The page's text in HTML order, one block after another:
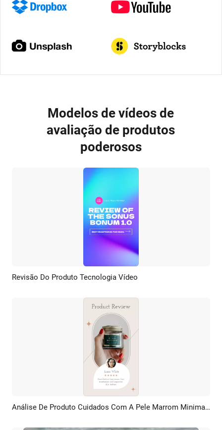
Modelos de vídeos de
avaliação de produtos
poderosos
Pré-visualizar Criar IA
Revisão Do Produto Tecnologia Vídeo
Pré-visualizar Criar IA Análise De Produto Cuidados Com A Pele Marrom Minimalista